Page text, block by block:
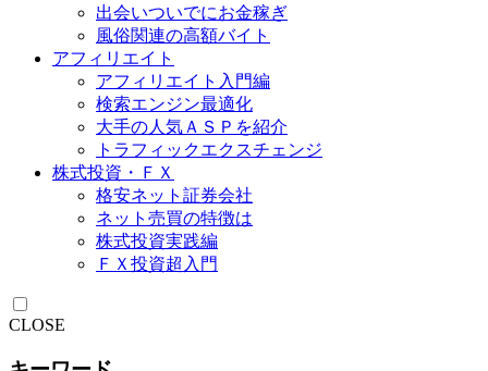
出会いついでにお金稼ぎ
風俗関連の高額バイト
アフィリエイト
アフィリエイト入門編
検索エンジン最適化
大手の人気ＡＳＰを紹介
トラフィックエクスチェンジ
株式投資・ＦＸ
格安ネット証券会社
ネット売買の特徴は
株式投資実践編
ＦＸ投資超入門
CLOSE